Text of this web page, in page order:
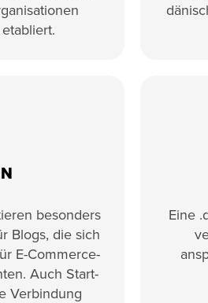
besonders
Blogs, die sich
E-Commerce-
Auch Start-
Verbindung
Eine